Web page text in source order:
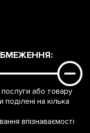
або товару
на кілька
впізнаваємості